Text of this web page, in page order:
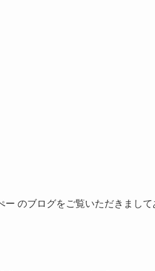
ー のブログをご覧いただきまして